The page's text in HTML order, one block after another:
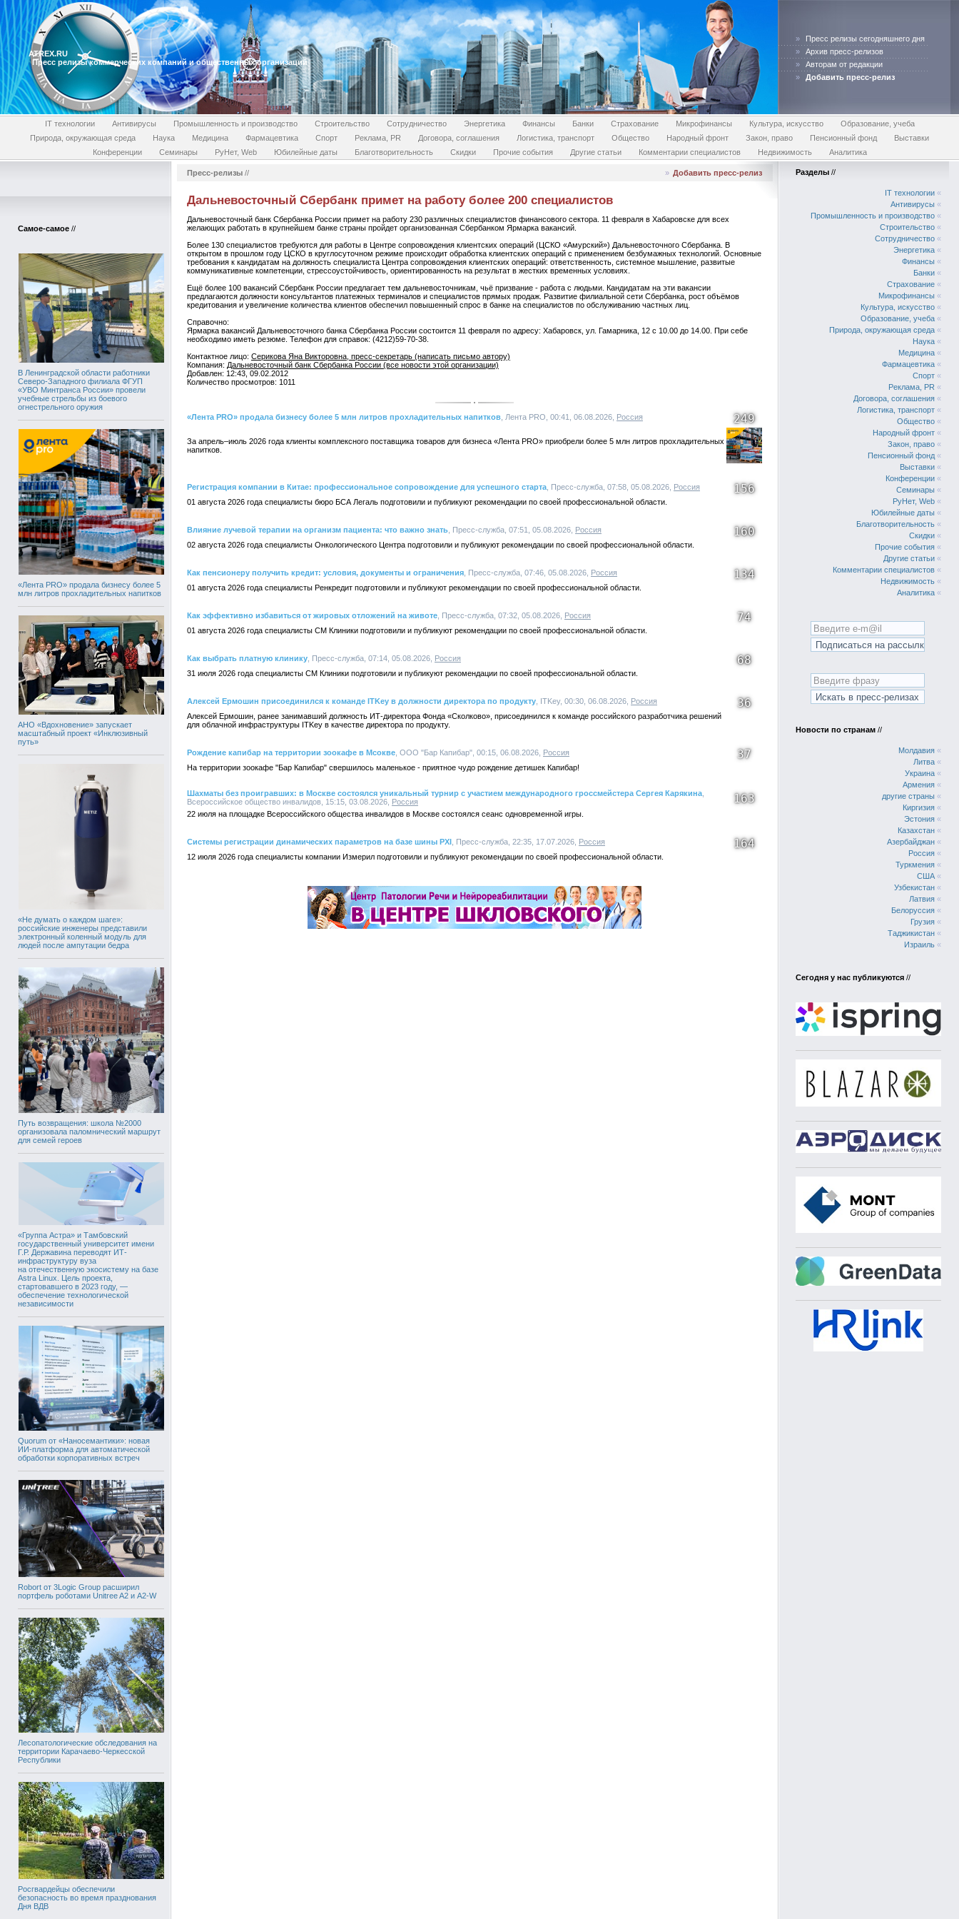
ATREX.RU
Пресс релизы коммерческих компаний и общественных организаций
»
Пресс релизы сегодняшнего дня
»
Архив пресс-релизов
»
Авторам от редакции
»
Добавить пресс-релиз
IT технологии Антивирусы Промышленность и производство Строительство Сотрудничество Энергетика Финансы Банки Страхование Микрофинансы Культура, искусство
Образование, учеба
Природа, окружающая среда
Наука Медицина Фармацевтика Спорт Реклама, PR Договора, соглашения Логистика, транспорт Общество Народный фронт Закон, право Пенсионный фонд
Выставки
Конференции
Семинары РуНет, Web Юбилейные даты Благотворительность Скидки Прочие события Другие статьи Комментарии специалистов Недвижимость Аналитика
Самое-самое //
В Ленинградской области работники
Северо-Западного филиала ФГУП
«УВО Минтранса России» провели
учебные стрельбы из боевого
огнестрельного оружия
«Лента PRO» продала бизнесу более 5
млн литров прохладительных напитков
АНО «Вдохновение» запускает
масштабный проект «Инклюзивный
путь»
«Не думать о каждом шаге»:
российские инженеры представили
электронный коленный модуль для
людей после ампутации бедра
Путь возвращения: школа №2000
организовала паломнический маршрут
для семей героев
«Группа Астра» и Тамбовский
государственный университет имени
Г.Р. Державина переводят ИТ-
инфраструктуру вуза
на отечественную экосистему на базе
Astra Linux. Цель проекта,
стартовавшего в 2023 году, —
обеспечение технологической
независимости
Quorum от «Наносемантики»: новая
ИИ-платформа для автоматической
обработки корпоративных встреч
Robort от 3Logic Group расширил
портфель роботами Unitree A2 и A2-W
Лесопатологические обследования на
территории Карачаево-Черкесской
Республики
Росгвардейцы обеспечили
безопасность во время празднования
Дня ВДВ
Пресс-релизы // » Добавить пресс-релиз
Дальневосточный Сбербанк примет на работу более 200 специалистов
Дальневосточный банк Сбербанка России примет на работу 230 различных специалистов финансового сектора. 11 февраля в Хабаровске для всех
желающих работать в крупнейшем банке страны пройдет организованная Сбербанком Ярмарка вакансий.
Более 130 специалистов требуются для работы в Центре сопровождения клиентских операций (ЦСКО «Амурский») Дальневосточного Сбербанка. В
открытом в прошлом году ЦСКО в круглосуточном режиме происходит обработка клиентских операций с применением безбумажных технологий. Основные
требования к кандидатам на должность специалиста Центра сопровождения клиентских операций: ответственность, системное мышление, развитые
коммуникативные компетенции, стрессоустойчивость, ориентированность на результат в жестких временных условиях.
Ещё более 100 вакансий Сбербанк России предлагает тем дальневосточникам, чьё призвание - работа с людьми. Кандидатам на эти вакансии
предлагаются должности консультантов платежных терминалов и специалистов прямых продаж. Развитие филиальной сети Сбербанка, рост объёмов
кредитования и увеличение количества клиентов обеспечил повышенный спрос в банке на специалистов по обслуживанию частных лиц.
Справочно:
Ярмарка вакансий Дальневосточного банка Сбербанка России состоится 11 февраля по адресу: Хабаровск, ул. Гамарника, 12 с 10.00 до 14.00. При себе
необходимо иметь резюме. Телефон для справок: (4212)59-70-38.
Контактное лицо: Серикова Яна Викторовна, пресс-секретарь (написать письмо автору)
Компания: Дальневосточный банк Сбербанка России (все новости этой организации)
Добавлен: 12:43, 09.02.2012
Количество просмотров: 1011
«Лента PRO» продала бизнесу более 5 млн литров прохладительных напитков , Лента PRO, 00:41, 06.08.2026, Россия 249
За апрель–июль 2026 года клиенты комплексного поставщика товаров для бизнеса «Лента PRO» приобрели более 5 млн литров прохладительных
напитков.
Регистрация компании в Китае: профессиональное сопровождение для успешного старта , Пресс-служба, 07:58, 05.08.2026, Россия 156
01 августа 2026 года специалисты бюро БСА Легаль подготовили и публикуют рекомендации по своей профессиональной области.
Влияние лучевой терапии на организм пациента: что важно знать , Пресс-служба, 07:51, 05.08.2026, Россия 160
02 августа 2026 года специалисты Онкологического Центра подготовили и публикуют рекомендации по своей профессиональной области.
Как пенсионеру получить кредит: условия, документы и ограничения , Пресс-служба, 07:46, 05.08.2026, Россия 134
01 августа 2026 года специалисты Ренкредит подготовили и публикуют рекомендации по своей профессиональной области.
Как эффективно избавиться от жировых отложений на животе , Пресс-служба, 07:32, 05.08.2026, Россия 74
01 августа 2026 года специалисты СМ Клиники подготовили и публикуют рекомендации по своей профессиональной области.
Как выбрать платную клинику , Пресс-служба, 07:14, 05.08.2026, Россия 68
31 июля 2026 года специалисты СМ Клиники подготовили и публикуют рекомендации по своей профессиональной области.
Алексей Ермошин присоединился к команде ITKey в должности директора по продукту , ITKey, 00:30, 06.08.2026, Россия 36
Алексей Ермошин, ранее занимавший должность ИТ-директора Фонда «Сколково», присоединился к команде российского разработчика решений
для облачной инфраструктуры ITKey в качестве директора по продукту.
Рождение капибар на территории зоокафе в Мсокве , ООО "Бар Капибар", 00:15, 06.08.2026, Россия 37
На территории зоокафе "Бар Капибар" свершилось маленькое - приятное чудо рождение детишек Капибар!
Шахматы без проигравших: в Москве состоялся уникальный турнир с участием международного гроссмейстера Сергея Карякина
Всероссийское общество инвалидов, 15:15, 03.08.2026, Россия 163
22 июля на площадке Всероссийского общества инвалидов в Москве состоялся сеанс одновременной игры.
Системы регистрации динамических параметров на базе шины PXI , Пресс-служба, 22:35, 17.07.2026, Россия 164
12 июля 2026 года специалисты компании Измерил подготовили и публикуют рекомендации по своей профессиональной области.
Разделы //
IT технологии «
Антивирусы «
Промышленность и производство «
Строительство «
Сотрудничество «
Энергетика «
Финансы «
Банки «
Страхование «
Микрофинансы «
Культура, искусство «
Образование, учеба «
Природа, окружающая среда «
Наука «
Медицина «
Фармацевтика «
Спорт «
Реклама, PR «
Договора, соглашения «
Логистика, транспорт «
Общество «
Народный фронт «
Закон, право «
Пенсионный фонд «
Выставки «
Конференции «
Семинары «
РуНет, Web «
Юбилейные даты «
Благотворительность «
Скидки «
Прочие события «
Другие статьи «
Комментарии специалистов «
Недвижимость «
Аналитика «
Новости по странам //
Молдавия «
Литва «
Украина «
Армения «
другие страны «
Киргизия «
Эстония «
Казахстан «
Азербайджан «
Россия «
Туркмения «
США «
Узбекистан «
Латвия «
Белоруссия «
Грузия «
Таджикистан «
Израиль «
Сегодня у нас публикуются //